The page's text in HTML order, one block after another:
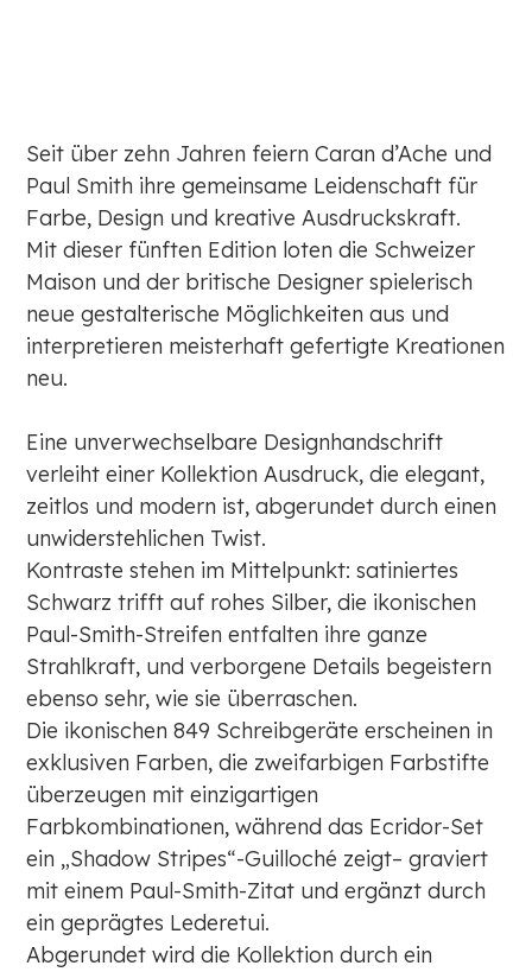
Seit über zehn Jahren feiern Caran d’Ache und
Paul Smith ihre gemeinsame Leidenschaft für
Farbe, Design und kreative Ausdruckskraft.
Mit dieser fünften Edition loten die Schweizer
Maison und der britische Designer spielerisch
neue gestalterische Möglichkeiten aus und
interpretieren meisterhaft gefertigte Kreationen
neu.
Eine unverwechselbare Designhandschrift
verleiht einer Kollektion Ausdruck, die elegant,
zeitlos und modern ist, abgerundet durch einen
unwiderstehlichen Twist.
Kontraste stehen im Mittelpunkt: satiniertes
Schwarz trifft auf rohes Silber, die ikonischen
Paul-Smith-Streifen entfalten ihre ganze
Strahlkraft, und verborgene Details begeistern
ebenso sehr, wie sie überraschen.
Die ikonischen 849 Schreibgeräte erscheinen in
exklusiven Farben, die zweifarbigen Farbstifte
überzeugen mit einzigartigen
Farbkombinationen, während das Ecridor-Set
ein „Shadow Stripes“-Guilloché zeigt– graviert
mit einem Paul-Smith-Zitat und ergänzt durch
ein geprägtes Lederetui.
Abgerundet wird die Kollektion durch ein